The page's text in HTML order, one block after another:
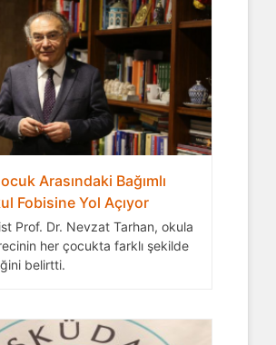
Arasındaki Bağımlı
Fobisine Yol Açıyor
Prof. Dr. Nevzat Tarhan, okula
her çocukta farklı şekilde
belirtti.